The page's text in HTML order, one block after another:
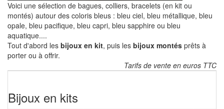
Voici une sélection de bagues, colliers, bracelets (en kit ou
montés) autour des coloris bleus : bleu ciel, bleu métallique, bleu
opale, bleu pacifique, bleu capri, bleu sapphire ou bleu
aquatique....
Tout d'abord les bijoux en kit, puis les bijoux montés prêts à
porter ou à offrir.
Tarifs de vente en euros TTC
Bijoux en kits